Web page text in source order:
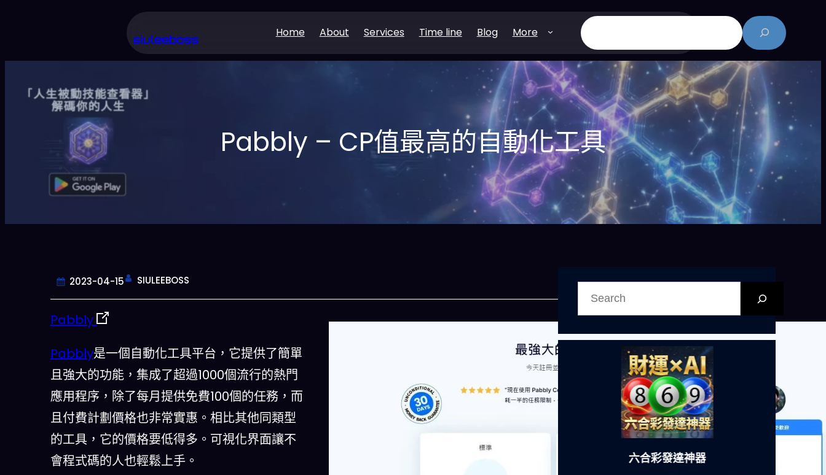
主
siuleeboss Home About Services Time line Blog More
搜
尋
Pabbly – CP值最高的自動化工具
2023-04-15 SIULEEBOSS
Pabbly
Pabbly是一個自動化工具平台，它提供了簡單
且強大的功能，集成了超過1000個流行的熱門
應用程序，除了每月提供免費100個的任務，而
且付費計劃價格也非常實惠。相比其他同類型
的工具，它的價格要低得多。可視化界面讓不
會程式碼的人也輕鬆上手。
人生被動技能查看器 六合彩發達神器